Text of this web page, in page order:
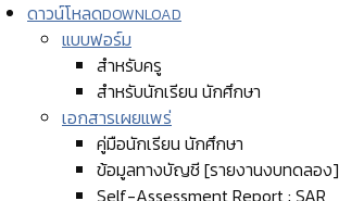
ดาวน์โหลดDOWNLOAD
แบบฟอร์ม
สำหรับครู
สำหรับนักเรียน นักศึกษา
เอกสารเผยแพร่
คู่มือนักเรียน นักศึกษา
ข้อมูลทางบัญชี [รายงานงบทดลอง]
Self-Assessment Report : SAR